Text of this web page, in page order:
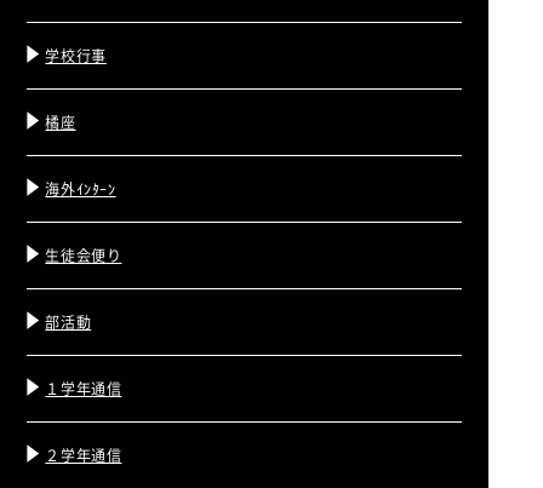
学校行事
橘座
海外ｲﾝﾀｰﾝ
生徒会便り
部活動
１学年通信
２学年通信